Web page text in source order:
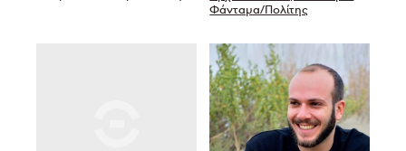
Φάνταμα/Πολίτης